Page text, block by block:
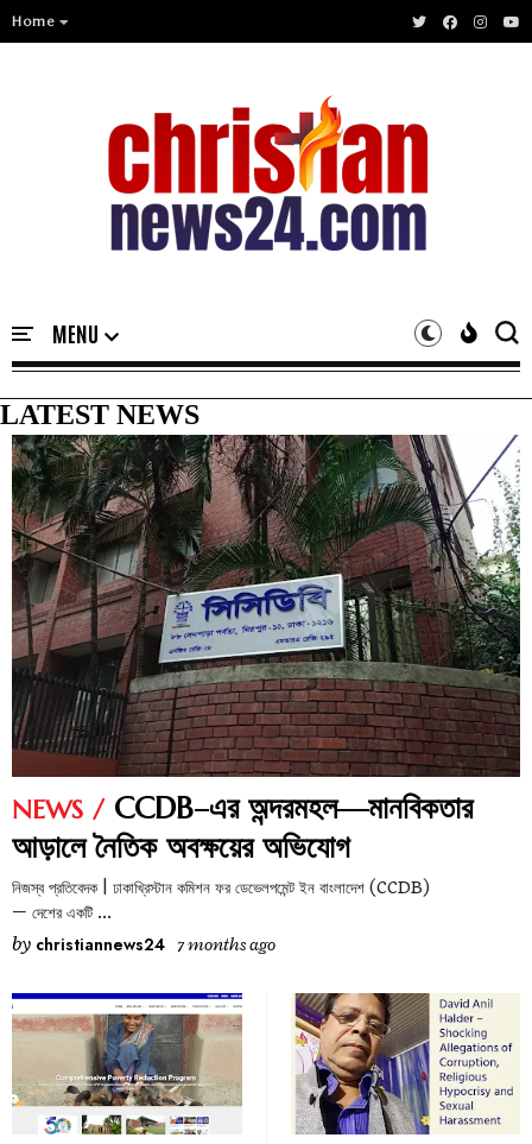
Home
LATEST NEWS
NEWS
CCDB–এর অন্দরমহল—মানবিকতার
আড়ালে নৈতিক অবক্ষয়ের অভিযোগ
নিজস্ব প্রতিবেদক | ঢাকাখ্রিস্টান কমিশন ফর ডেভেলপমেন্ট ইন বাংলাদেশ (CCDB)
— দেশের একটি
by christiannews24 7 months ago